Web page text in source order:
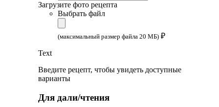
Загрузите фото рецепта
Выбрать файл
(максимальный размер файла 20 МБ) ₽
Text
Введите рецепт, чтобы увидеть доступные
варианты
Для дали/чтения